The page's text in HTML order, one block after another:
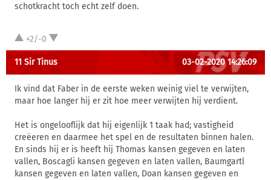
schotkracht toch echt zelf doen.
+2/-0
11 Sir Tinus 03-02-2020 14:26:09
Ik vind dat Faber in de eerste weken weinig viel te verwijten,
maar hoe langer hij er zit hoe meer verwijten hij verdient.
Het is ongelooflijk dat hij eigenlijk 1 taak had; vastigheid
creëeren en daarmee het spel en de resultaten binnen halen.
En sinds hij er is heeft hij Thomas kansen gegeven en laten
vallen, Boscagli kansen gegeven en laten vallen, Baumgartl
kansen gegeven en laten vallen, Doan kansen gegeven en